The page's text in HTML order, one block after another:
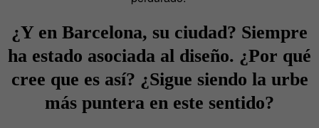
¿Y en Barcelona, su ciudad? Siempre
ha estado asociada al diseño. ¿Por qué
cree que es así? ¿Sigue siendo la urbe
más puntera en este sentido?